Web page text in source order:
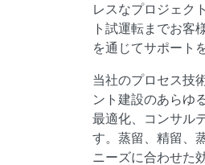
レスなプロジェク
ト試運転までお客
を通じてサポート
当社のプロセス技
ント建設のあらゆ
最適化、コンサル
す。蒸留、精留、
ニーズに合わせた